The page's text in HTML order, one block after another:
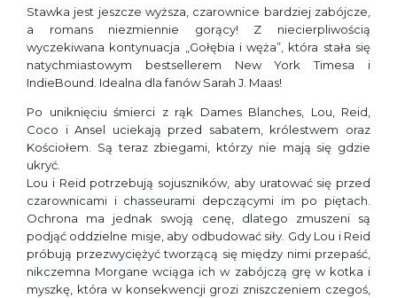
Stawka jest jeszcze wyższa, czarownice bardziej zabójcze,
a romans niezmiennie gorący! Z niecierpliwością
wyczekiwana kontynuacja „Gołębia i węża”, która stała się
natychmiastowym bestsellerem New York Timesa i
IndieBound. Idealna dla fanów Sarah J. Maas!
Po uniknięciu śmierci z rąk Dames Blanches, Lou, Reid,
Coco i Ansel uciekają przed sabatem, królestwem oraz
Kościołem. Są teraz zbiegami, którzy nie mają się gdzie
ukryć.
Lou i Reid potrzebują sojuszników, aby uratować się przed
czarownicami i chasseurami depczącymi im po piętach.
Ochrona ma jednak swoją cenę, dlatego zmuszeni są
podjąć oddzielne misje, aby odbudować siły. Gdy Lou i Reid
próbują przezwyciężyć tworzącą się między nimi przepaść,
nikczemna Morgane wciąga ich w zabójczą grę w kotka i
myszkę, która w konsekwencji grozi zniszczeniem czegoś,